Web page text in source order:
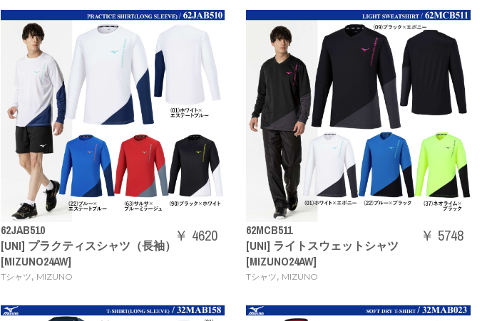
62JAB510
[UNI] プラクティスシャツ（長袖）
[MIZUNO24AW]
Tシャツ, MIZUNO
￥ 4620
62MCB511
[UNI] ライトスウェットシャツ
[MIZUNO24AW]
Tシャツ, MIZUNO
￥ 5748